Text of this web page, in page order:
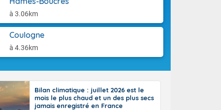
à 3.06km
Coulogne
à 4.36km
le Poitou-
8 à 13
26 sur le
le sud-
Bilan climatique : juillet 2026 est le
mois le plus chaud et un des plus secs
jamais enregistré en France